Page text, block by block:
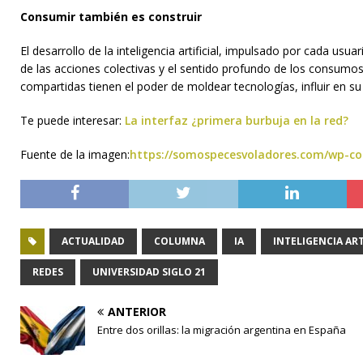
Consumir también es construir
El desarrollo de la inteligencia artificial, impulsado por cada
de las acciones colectivas y el sentido profundo de los
compartidas tienen el poder de moldear tecnologías, influir en
Te puede interesar: La interfaz ¿primera burbuja en la red?
Fuente de la imagen:https://somospecesvoladores.com/wp-
ACTUALIDAD COLUMNA IA INTELIGENCIA
REDES UNIVERSIDAD SIGLO 21
ANTERIOR
Entre dos orillas: la migración argentina en España